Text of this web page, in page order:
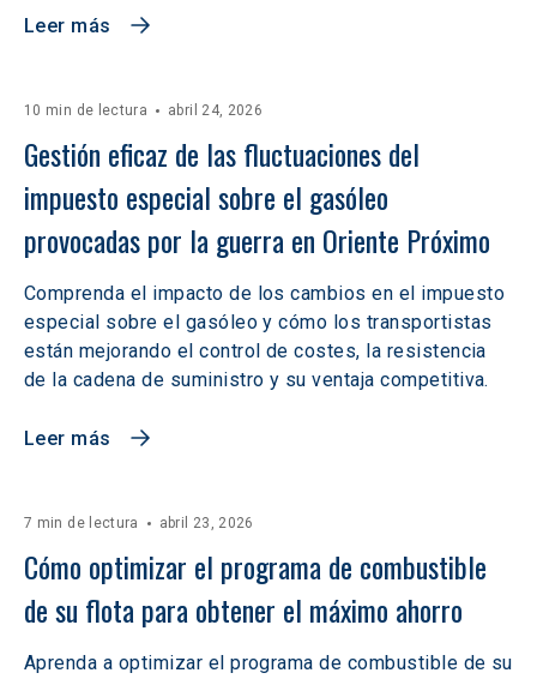
Leer más
10 min de lectura abril 24, 2026
Gestión eficaz de las fluctuaciones del
impuesto especial sobre el gasóleo
provocadas por la guerra en Oriente Próximo
Comprenda el impacto de los cambios en el impuesto
especial sobre el gasóleo y cómo los transportistas
están mejorando el control de costes, la resistencia
de la cadena de suministro y su ventaja competitiva.
Leer más
7 min de lectura abril 23, 2026
Cómo optimizar el programa de combustible
de su flota para obtener el máximo ahorro
Aprenda a optimizar el programa de combustible de su